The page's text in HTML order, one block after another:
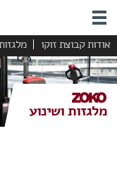
אודות קבוצת זוקו
מלגזות ושינוע